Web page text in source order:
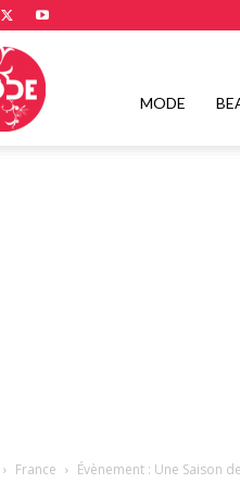
Flashmode
MODE
France Évènement : Une Saison